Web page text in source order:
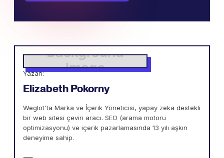
Yazan:
Elizabeth Pokorny
Weglot'ta Marka ve İçerik Yöneticisi, yapay zeka destekli
bir web sitesi çeviri aracı. SEO (arama motoru
optimizasyonu) ve içerik pazarlamasında 13 yılı aşkın
deneyime sahip.